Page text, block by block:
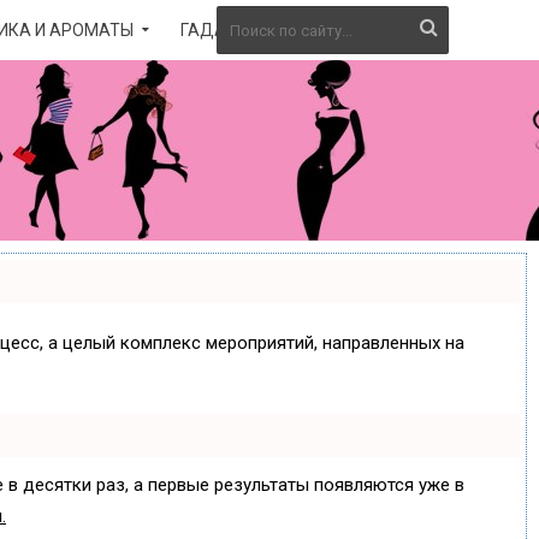
И АРОМАТЫ ГАДАНИЕ
а целый комплекс мероприятий, направленных на
десятки раз, а первые результаты появляются уже в